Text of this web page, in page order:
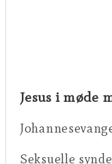
Jesus i møde
Seksuelle